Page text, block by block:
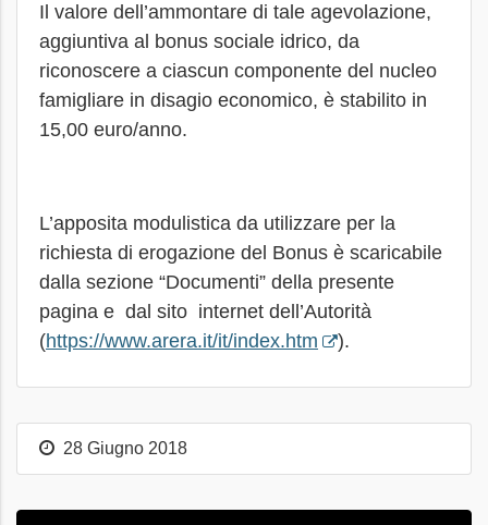
Il valore dell’ammontare di tale agevolazione,
aggiuntiva al bonus sociale idrico, da
riconoscere a ciascun componente del nucleo
famigliare in disagio economico, è stabilito in
15,00 euro/anno.
L’apposita modulistica da utilizzare per la
richiesta di erogazione del Bonus è scaricabile
dalla sezione “Documenti” della presente
pagina e dal sito internet dell’Autorità
(https://www.arera.it/it/index.htm ).
28 Giugno 2018